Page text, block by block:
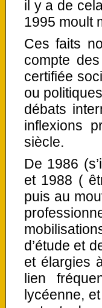
il y a de
1995 moult
Ces faits
compte
certifiée
ou
débats
inflexions
siècle.
De 1986
et 1988 (
puis au
d’étude et
et élargies
lien
lycéenne,